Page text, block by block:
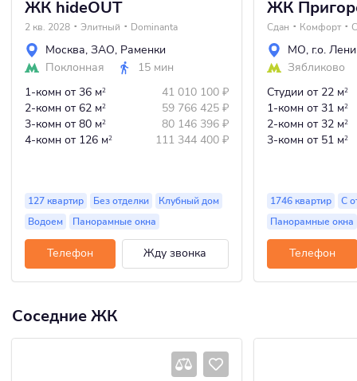
ЖК hideOUT
2 кв. 2028 Элитный Dominanta
Москва, ЗАО, Раменки
Поклонная
15 мин
1-комн от 36 м2 41 010 100 ₽
2-комн от 62 м2 59 766 425 ₽
3-комн от 80 м2 80 146 396 ₽
4-комн от 126 м2 111 344 400 ₽
127 квартир Без отделки
Клубный дом
Водоем
Панорамные окна
Телефон Жду звонка
ЖК
Сдан Комфорт
МО, г.о.
Зябликово
Студии от 22 м2
1-комн от 31 м2
2-комн от 32 м2
3-комн от 51 м2
1746 квартир
С
Панорамные окна
Телефон
Соседние ЖК